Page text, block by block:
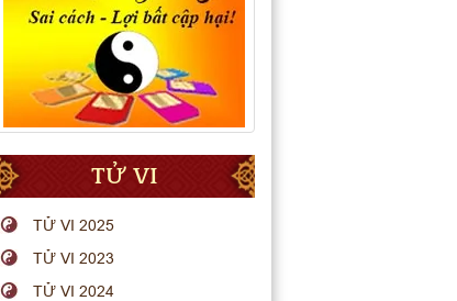
TỬ VI
TỬ VI 2025
TỬ VI 2023
TỬ VI 2024